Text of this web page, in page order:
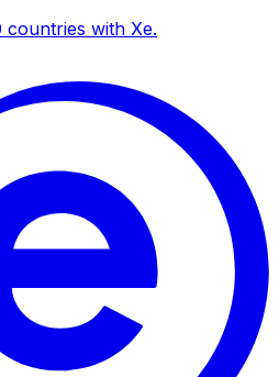
countries with Xe.